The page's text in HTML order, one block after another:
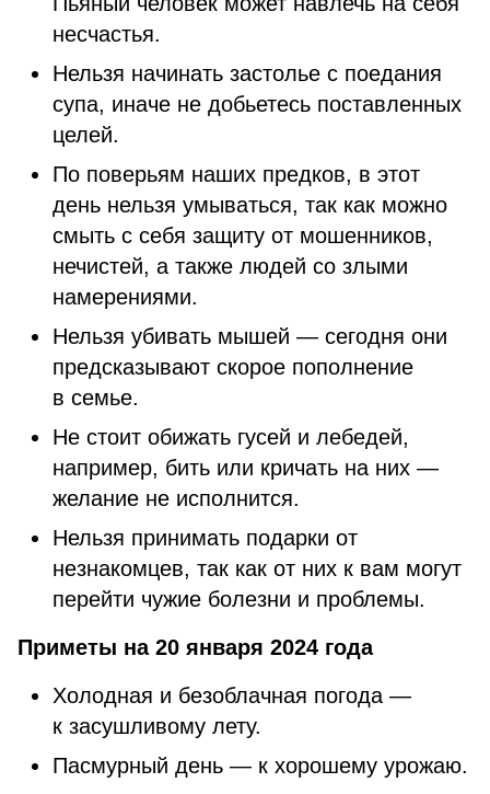
несчастья.
Нельзя начинать застолье с поедания
супа, иначе не добьетесь поставленных
целей.
По поверьям наших предков, в этот
день нельзя умываться, так как можно
смыть с себя защиту от мошенников,
нечистей, а также людей со злыми
намерениями.
Нельзя убивать мышей — сегодня они
предсказывают скорое пополнение
в семье.
Не стоит обижать гусей и лебедей,
например, бить или кричать на них —
желание не исполнится.
Нельзя принимать подарки от
незнакомцев, так как от них к вам могут
перейти чужие болезни и проблемы.
Приметы на 20 января 2024 года
Холодная и безоблачная погода —
к засушливому лету.
Пасмурный день — к хорошему урожаю.